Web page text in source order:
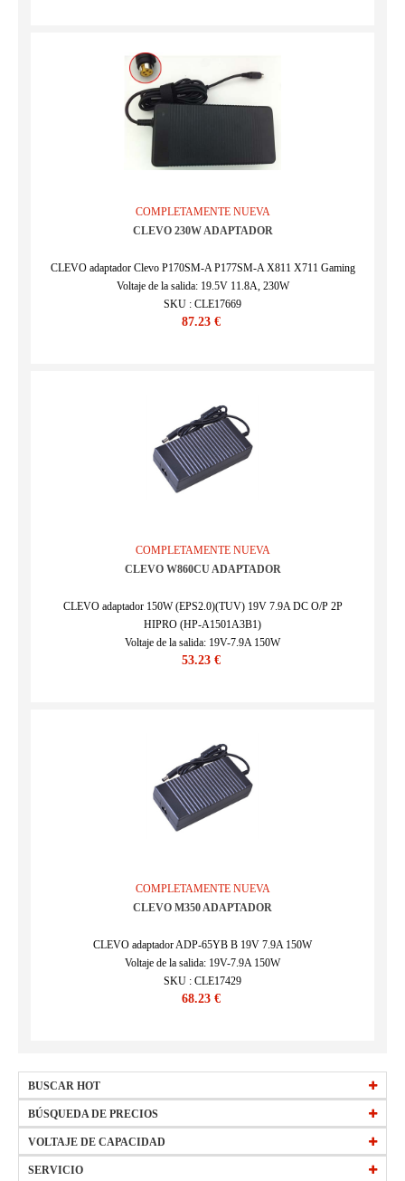
COMPLETAMENTE NUEVA
CLEVO 230W ADAPTADOR
CLEVO adaptador Clevo P170SM-A P177SM-A X811 X711 Gaming
Voltaje de la salida: 19.5V 11.8A, 230W
SKU : CLE17669
87.23 €
COMPLETAMENTE NUEVA
CLEVO W860CU ADAPTADOR
CLEVO adaptador 150W (EPS2.0)(TUV) 19V 7.9A DC O/P 2P
HIPRO (HP-A1501A3B1)
Voltaje de la salida: 19V-7.9A 150W
SKU : CLE17776
53.23 €
COMPLETAMENTE NUEVA
CLEVO M350 ADAPTADOR
CLEVO adaptador ADP-65YB B 19V 7.9A 150W
Voltaje de la salida: 19V-7.9A 150W
SKU : CLE17429
68.23 €
BUSCAR HOT
HW-34154184
EB-BT561ABE
L20M3PF1
BÚSQUEDA DE PRECIOS
precio15 €- 29,99 €(Más)
precio30 €-44,99 €
VOLTAJE DE CAPACIDAD
todos bateria 2250mAh 10.8V
SERVICIO